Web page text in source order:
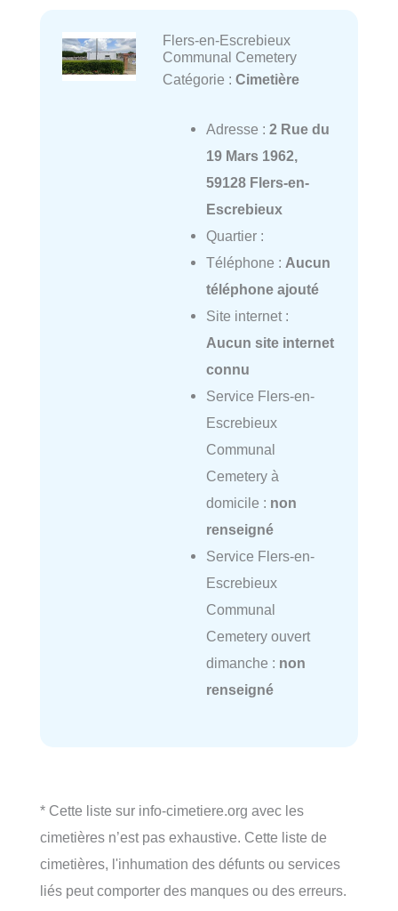
Flers-en-Escrebieux
Communal Cemetery
Catégorie : Cimetière
Adresse : 2 Rue du
19 Mars 1962,
59128 Flers-en-
Escrebieux
Quartier :
Téléphone : Aucun
téléphone ajouté
Site internet :
Aucun site internet
connu
Service Flers-en-
Escrebieux
Communal
Cemetery à
domicile : non
renseigné
Service Flers-en-
Escrebieux
Communal
Cemetery ouvert
dimanche : non
renseigné
* Cette liste sur info-cimetiere.org avec les
cimetières n’est pas exhaustive. Cette liste de
cimetières, l'inhumation des défunts ou services
liés peut comporter des manques ou des erreurs.